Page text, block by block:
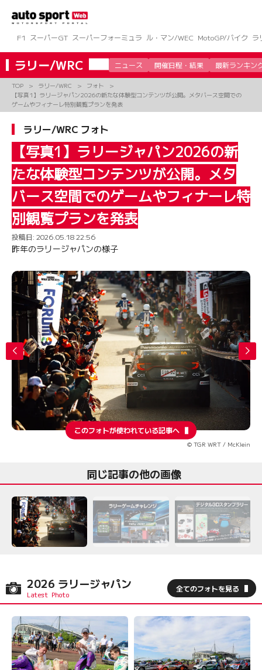
ツ
へ
ス
キ
F1 スーパーGT スーパーフォーミュラ ル・マン/WEC MotoGP/バイク ラ
ラリー/WRC ニュース 開催日程・結果 最新ランキン
TOP ラリー/WRC
フォト
【写真1】ラリージャパン2026の新たな体験型コンテンツが公開。メタバース空間での
ゲームやフィナーレ特別観覧プランを発表
ラリー/WRC フォト
【写真1】ラリージャパン2026の新
たな体験型コンテンツが公開。メタ
バース空間でのゲームやフィナーレ特
別観覧プランを発表
投稿日: 2026.05.18 22:56
昨年のラリージャパンの様子
このフォトが使われている記事へ
© TGR WRT / McKlein
同じ記事の他の画像
2026 ラリージャパン 全てのフォトを見る